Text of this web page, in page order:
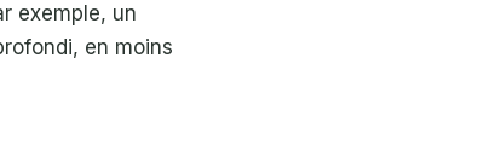
exemple, un
en moins